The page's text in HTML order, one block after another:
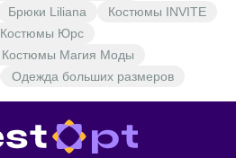
Брюки Liliana
Костюмы INVITE
Костюмы Юрс
Костюмы Магия Моды
Одежда больших размеров